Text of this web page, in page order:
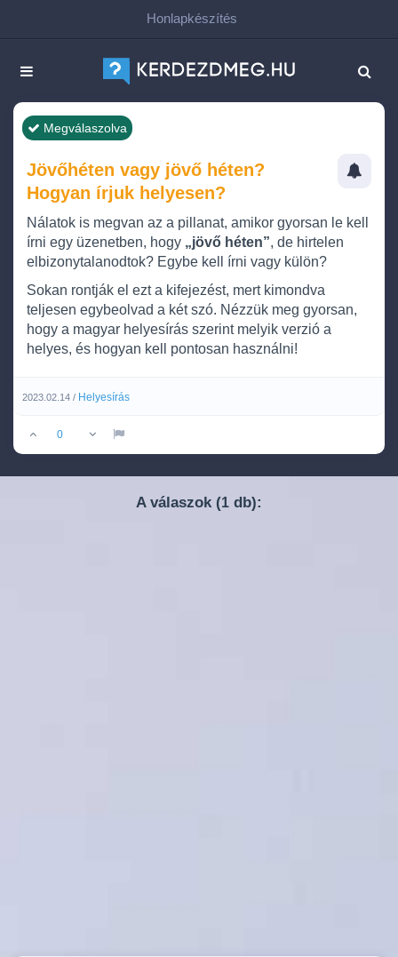
Honlapkészítés
Megválaszolva
Jövőhéten vagy jövő héten?
Hogyan írjuk helyesen?
Nálatok is megvan az a pillanat, amikor gyorsan le kell
írni egy üzenetben, hogy „jövő héten”, de hirtelen
elbizonytalanodtok? Egybe kell írni vagy külön?
Sokan rontják el ezt a kifejezést, mert kimondva
teljesen egybeolvad a két szó. Nézzük meg gyorsan,
hogy a magyar helyesírás szerint melyik verzió a
helyes, és hogyan kell pontosan használni!
2023.02.14 / Helyesírás
0
A válaszok (1 db):